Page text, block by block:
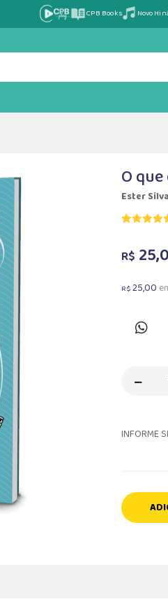
CPB Books Novo
O
Ester
R$
R$25,00
INFORME